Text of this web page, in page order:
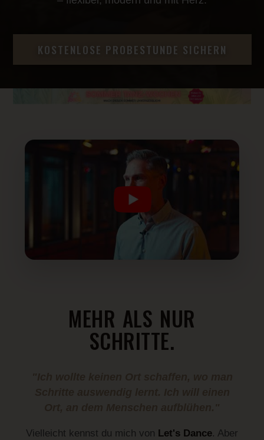
KOSTENLOSE PROBESTUNDE SICHERN
MEHR ALS NUR
SCHRITTE.
Vielleicht kennst du mich von Let's Dance. Aber